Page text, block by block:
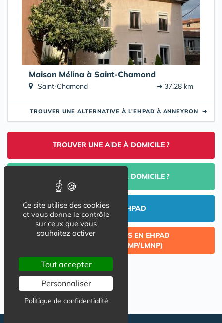
Maison Mélina à Saint-Chamond
Saint-Chamond ➔ 37.28 km
TROUVER UNE ALTERNATIVE À L’EHPAD À ANNEYRON ➜
TROUVER UNE AIDE À DOMICILE ?
PORTAGE DE REPAS À DOMICILE ?
INVESTIR EN EHPAD
CÉDER UN LOT ACQUIS EN EHPAD
(INVESTISSEMENT LMP/LMNP)
Ce site utilise des cookies
et vous donne le contrôle
sur ceux que vous
souhaitez activer
Tout accepter
Personnaliser
Politique de confidentialité